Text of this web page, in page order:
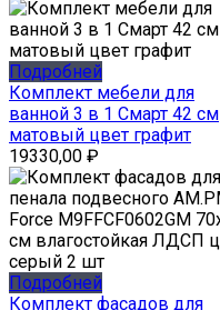
Подробней
Комплект мебели для
ванной 3 в 1 Смарт 42 см
матовый цвет графит
19330,00 ₽
Подробней
Комплект фасадов для